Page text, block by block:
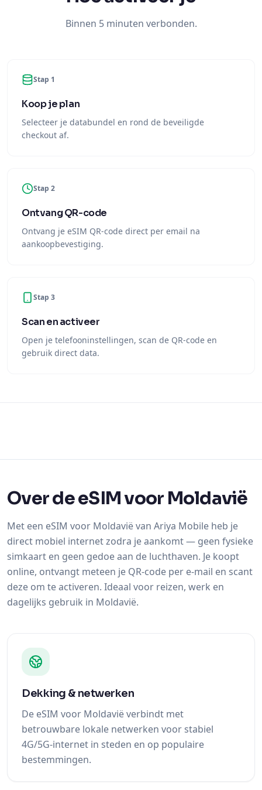
Binnen 5 minuten verbonden.
Stap 1
Koop je plan
Selecteer je databundel en rond de beveiligde
checkout af.
Stap 2
Ontvang QR-code
Ontvang je eSIM QR-code direct per email na
aankoopbevestiging.
Stap 3
Scan en activeer
Open je telefooninstellingen, scan de QR-code en
gebruik direct data.
Over de eSIM voor Moldavië
Met een eSIM voor Moldavië van Ariya Mobile heb je
direct mobiel internet zodra je aankomt — geen fysieke
simkaart en geen gedoe aan de luchthaven. Je koopt
online, ontvangt meteen je QR-code per e-mail en scant
deze om te activeren. Ideaal voor reizen, werk en
dagelijks gebruik in Moldavië.
Dekking & netwerken
De eSIM voor Moldavië verbindt met
betrouwbare lokale netwerken voor stabiel
4G/5G-internet in steden en op populaire
bestemmingen.